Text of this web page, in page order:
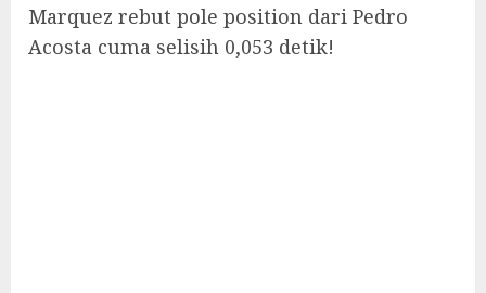
Marquez rebut pole position dari Pedro
Acosta cuma selisih 0,053 detik!